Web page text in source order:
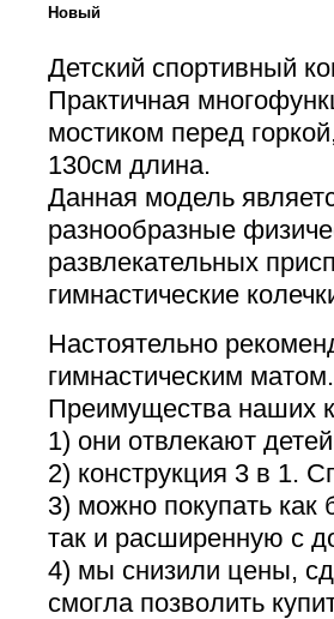
Новый
Детский спортивный
Практичная
мостиком перед
130см длина.
Данная модель
разнообразные
развлекательных
гимнастические
Настоятельно
гимнастическим матом.
Преимущества наших
1) они отвлекают
2) конструкция 3 в 1.
3) можно покупать как
так и расширенную с
4) мы снизили цены,
смогла позволить